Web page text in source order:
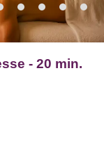
- 20 min.